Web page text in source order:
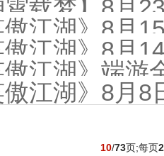
载梦】8月
江湖》8月
江湖》8月
江湖》端游
江湖》8月
10/73页;每页